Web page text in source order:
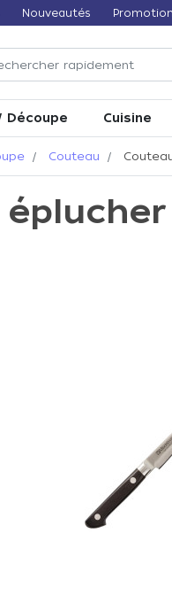
Nouveautés
Découpe Cuisine
Couteau